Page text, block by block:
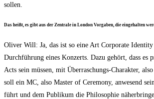
sollen.
Das heißt, es gibt aus der Zen­tra­le in Lon­don Vor­ga­ben, die ein­ge­hal­ten
Oli­ver Will: Ja, das ist so eine Art Cor­po­ra­te
Durch­füh­rung eines Kon­zerts. Dazu gehört, dass es
Acts sein müs­sen, mit Über­ra­schungs-Cha­rak­ter,
soll ein MC, also Mas­ter of Cerem­o­ny, anwe­send
führt und dem Publi­kum die Phi­lo­so­phie